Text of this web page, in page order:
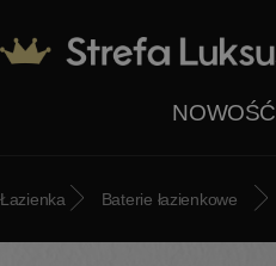
NOWOŚĆ
Łazienka Baterie łazienkowe